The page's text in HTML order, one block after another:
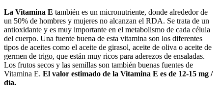
La Vitamina E también es un micronutriente, donde alrededor de
un 50% de hombres y mujeres no alcanzan el RDA. Se trata de un
antioxidante y es muy importante en el metabolismo de cada célula
del cuerpo. Una fuente buena de esta vitamina son los diferentes
tipos de aceites como el aceite de girasol, aceite de oliva o aceite de
germen de trigo, que están muy ricos para aderezos de ensaladas.
Los frutos secos y las semillas son también buenas fuentes de
Vitamina E. El valor estimado de la Vitamina E es de 12-15 mg /
día.